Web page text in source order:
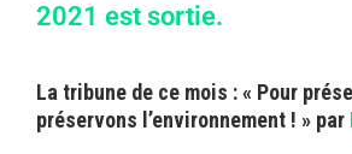
2021 est sortie.
La tribune de ce mois : « Pour
préservons l’environnement ! » par